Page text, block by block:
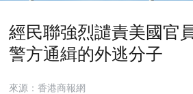
經民聯強烈譴責美國官
警方通緝的外逃分子
來源：香港商報網